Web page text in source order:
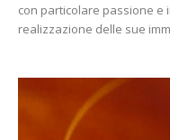
con particolare passione e
realizzazione delle sue